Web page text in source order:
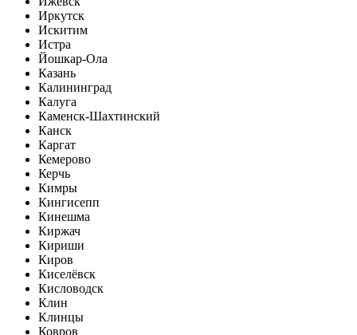
Иркутск
Искитим
Истра
Йошкар-Ола
Казань
Калининград
Калуга
Каменск-Шахтинский
Канск
Каргат
Кемерово
Керчь
Кимры
Кингисепп
Кинешма
Киржач
Кириши
Киров
Киселёвск
Кисловодск
Клин
Клинцы
Ковров